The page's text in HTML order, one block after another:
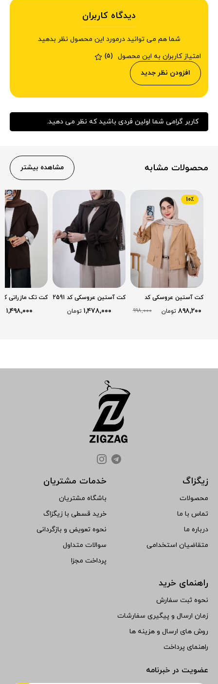
دیدگاه کاربران
شما هم می توانید درمورد این محصول نظر بدهید
امتیاز کاربران به این محصول
(5)
افزودن نظر جدید
کاربر گرامی شما اولین فردی باشید که نظر می دهید.
محصولات مشابه مشاهده بیشتر
کت آستین عروسکی کد
2622
۸۹۸,۲۰۰ تومان ۹۹۸,۰۰۰
10٪
کت آستین عروسکی کد 2591
۱,۴۷۸,۰۰۰ تومان
کت تک مازراتی کد
۱,۴۹۸,۰۰۰
زیگزاگ
محصولات
تماس با ما
درباره ما
متقاضیان استخدامی
خدمات مشتریان
باشگاه مشتریان
خرید قسطی با زیگزاگ
نحوه تعویض و بازگردانی
سوالات متداول
پرداخت مجزا
راهنمای خرید
نحوه ثبت سفارش
زمان ارسال و پیگیری سفارشات
روش های ارسال و هزینه ها
راهنمای پرداخت
عضویت در خبرنامه